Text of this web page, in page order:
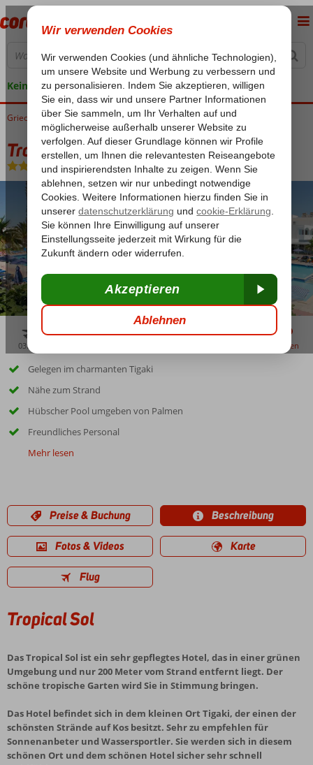
Keine versteckten Kosten
Home
Griechenland Kos Tigaki Tropical Sol
Tropical Sol
Frühstück-Hotel
03:45 merken
Gelegen im charmanten Tigaki
Nähe zum Strand
Hübscher Pool umgeben von Palmen
Freundliches Personal
Mehr lesen
Preise & Buchung Beschreibung
Fotos & Videos Karte
Flug
Tropical Sol
Das Tropical Sol ist ein sehr gepflegtes Hotel, das in einer grünen
Umgebung und nur 200 Meter vom Strand entfernt liegt. Der
schöne tropische Garten wird Sie in Stimmung bringen.
Das Hotel befindet sich in dem kleinen Ort Tigaki, der einen der
schönsten Strände auf Kos besitzt. Sehr zu empfehlen für
Sonnenanbeter und Wassersportler. Sie werden sich in diesem
schönen Ort und dem schönen Hotel sicher sehr schnell